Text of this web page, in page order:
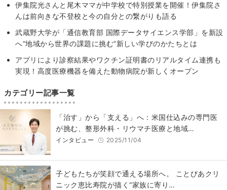
伊集院光さんと尾木ママが中学校で特別授業を開催！伊集院さ
んは前向きな不登校と今の自分との繋がりも語る
武蔵野大学が「通信教育部 国際データサイエンス学部」を新設
へ“地域から世界の課題に挑む”新しい学びのかたちとは
アプリにより診察結果やワクチン証明書のリアルタイム連携も
実現！高度医療機器を備えた動物病院が新しくオープン
カテゴリー記事一覧
「治す」から「支える」へ：米国仕込みの専門医
が挑む、整形外科・リウマチ医療と地域…
インタビュー 2025/11/04
子どもたちが笑顔で通える場所へ。 ことびあクリ
ニック恵比寿院が描く“家族に寄り…